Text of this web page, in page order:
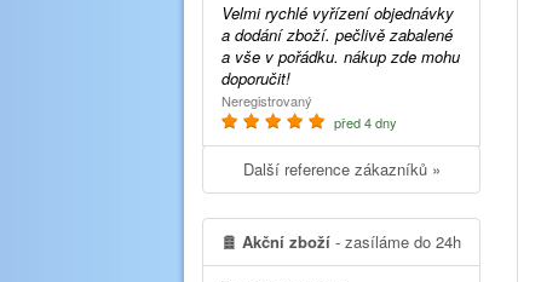
Velmi rychlé vyřízení objednávky
a dodání zboží. pečlivě zabalené
a vše v pořádku. nákup zde mohu
doporučit!
Neregistrovaný
před 4 dny
Další reference zákazníků »
Akční zboží - zasíláme do 24h